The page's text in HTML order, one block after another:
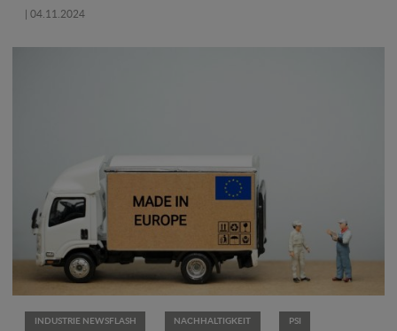
| 04.11.2024
INDUSTRIE NEWSFLASH NACHHALTIGKEIT PSI